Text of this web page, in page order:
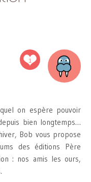
1
on espère pouvoir
bien longtemps…
Bob vous propose
des éditions Père
: nos amis les ours,